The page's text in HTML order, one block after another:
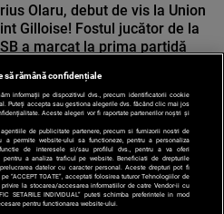
Olaru, debut de vis la Union
Gilloise! Fostul jucător de la
a marcat la prima partidă
să rămână confidențiale
informații pe dispozitivul dvs., precum identificatorii cookie
Puteți accepta sau gestiona alegerile dvs. făcând clic mai jos
Aceste alegeri vor fi raportate partenerilor noștri și
de publicitate partenere, precum si furnizorii nostri de
permite website-ului sa functioneze, pentru a personaliza
de interesele si/sau profilul dvs., pentru a va oferi
a analiza traficul pe website. Beneficiati de drepturile
datelor cu caracter personal. Aceste drepturi pot fi
pe “ACCEPT TOATE”, acceptati folosirea tuturor Tehnologiilor de
la stocarea/accesarea informatiilor de catre Vendor-ii cu
SETARILE INDIVIDUAL” puteti schimba preferintele in mod
pentru functionarea website-ului.